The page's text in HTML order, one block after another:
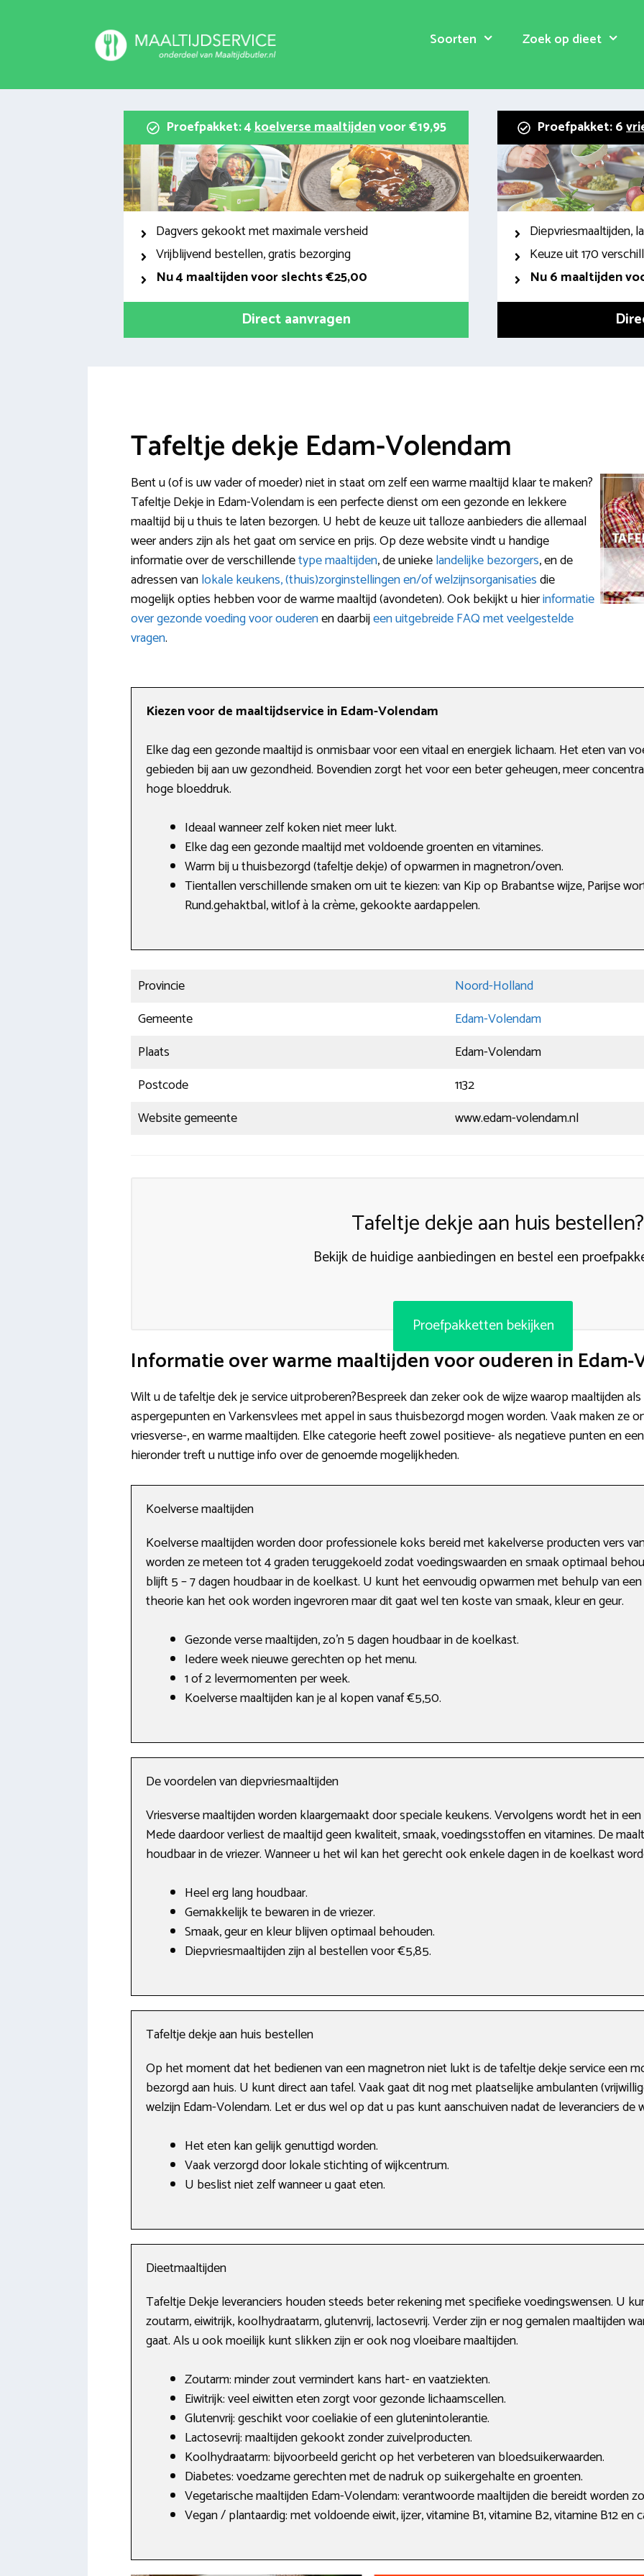
Soorten Zoek op dieet
Proefpakket: 4koelverse maaltijdenvoor €19,95
Dagvers gekookt met maximale versheid
Vrijblijvend bestellen, gratis bezorging
Nu4 maaltijden voor slechts €25,00
Direct aanvragen
Proefpakket: 6
Diepvriesmaaltijden,
Keuze uit 170
Nu 6 maaltijden
Tafeltje dekje Edam-Volendam
Bent u (of is uw vader of moeder) niet in staat om zelf een warme maaltijd klaar te maken?
Tafeltje Dekje in Edam-Volendam is een perfecte dienst om een gezonde en lekkere
maaltijd bij u thuis te laten bezorgen. U hebt de keuze uit talloze aanbieders die allemaal
weer anders zijn als het gaat om service en prijs. Op deze website vindt u handige
informatie over de verschillendetype maaltijden, de uniekelandelijke bezorgers, en de
adressen vanlokale keukens, (thuis)zorginstellingen en/of welzijnsorganisatiesdie
mogelijk opties hebben voor de warme maaltijd (avondeten). Ook bekijkt u hierinformatie
over gezonde voeding voor ouderenen daarbijeen uitgebreide FAQ met veelgestelde
vragen.
Kiezen voor de maaltijdservice in Edam-Volendam
Elke dag een gezonde maaltijd is onmisbaar voor een vitaal en energiek lichaam. Het eten van
gebieden bij aan uw gezondheid. Bovendien zorgt het voor een beter geheugen, meer
hoge bloeddruk.
Ideaal wanneer zelf koken niet meer lukt.
Elke dag een gezonde maaltijd met voldoende groenten en vitamines.
Warm bij u thuisbezorgd (tafeltje dekje) of opwarmen in magnetron/oven.
Tientallen verschillende smaken om uit te kiezen: van Kip op Brabantse wijze, Parijse
Rund.gehaktbal, witlof à la crème, gekookte aardappelen.
Provincie
Noord-Holland
Gemeente
Edam-Volendam
Plaats
Edam-Volendam
Postcode
1132
Website gemeente
www.edam-volendam.nl
Tafeltje dekje aan huis bestellen?
Bekijk de huidige aanbiedingen en bestel een
Proefpakketten bekijken
Informatie over warme maaltijden voor ouderen in Edam-
Wilt u de tafeltje dek je service uitproberen?Bespreek dan zeker ook de wijze waarop maaltijden
aspergepunten en Varkensvlees met appel in saus thuisbezorgd mogen worden. Vaak maken ze
vriesverse-, en warme maaltijden. Elke categorie heeft zowel positieve- als negatieve punten en
hieronder treft u nuttige info over de genoemde mogelijkheden.
Koelverse maaltijden
Koelverse maaltijden worden door professionele koks bereid met kakelverse producten vers
worden ze meteen tot 4 graden teruggekoeld zodat voedingswaarden en smaak optimaal
blijft 5 – 7 dagen houdbaar in de koelkast. U kunt het eenvoudig opwarmen met behulp van
theorie kan het ook worden ingevroren maar dit gaat wel ten koste van smaak, kleur en geur.
Gezonde verse maaltijden, zo’n 5 dagen houdbaar in de koelkast.
Iedere week nieuwe gerechten op het menu.
1 of 2 levermomenten per week.
Koelverse maaltijden kan je al kopen vanaf €5,50.
De voordelen van diepvriesmaaltijden
Vriesverse maaltijden worden klaargemaakt door speciale keukens. Vervolgens wordt het in
Mede daardoor verliest de maaltijd geen kwaliteit, smaak, voedingsstoffen en vitamines. De
houdbaar in de vriezer. Wanneer u het wil kan het gerecht ook enkele dagen in de koelkast
Heel erg lang houdbaar.
Gemakkelijk te bewaren in de vriezer.
Smaak, geur en kleur blijven optimaal behouden.
Diepvriesmaaltijden zijn al bestellen voor €5,85.
Tafeltje dekje aan huis bestellen
Op het moment dat het bedienen van een magnetron niet lukt is de tafeltje dekje service een
bezorgd aan huis. U kunt direct aan tafel. Vaak gaat dit nog met plaatselijke ambulanten
welzijn Edam-Volendam. Let er dus wel op dat u pas kunt aanschuiven nadat de leveranciers
Het eten kan gelijk genuttigd worden.
Vaak verzorgd door lokale stichting of wijkcentrum.
U beslist niet zelf wanneer u gaat eten.
Dieetmaaltijden
Tafeltje Dekje leveranciers houden steeds beter rekening met specifieke voedingswensen. U
zoutarm, eiwitrijk, koolhydraatarm, glutenvrij, lactosevrij. Verder zijn er nog gemalen maaltijden
gaat. Als u ook moeilijk kunt slikken zijn er ook nog vloeibare maaltijden.
Zoutarm: minder zout vermindert kans hart- en vaatziekten.
Eiwitrijk: veel eiwitten eten zorgt voor gezonde lichaamscellen.
Glutenvrij: geschikt voor coeliakie of een glutenintolerantie.
Lactosevrij: maaltijden gekookt zonder zuivelproducten.
Koolhydraatarm: bijvoorbeeld gericht op het verbeteren van bloedsuikerwaarden.
Diabetes: voedzame gerechten met de nadruk op suikergehalte en groenten.
Vegetarische maaltijden Edam-Volendam: verantwoorde maaltijden die bereidt worden
Vegan / plantaardig: met voldoende eiwit, ijzer, vitamine B1, vitamine B2, vitamine B12 en